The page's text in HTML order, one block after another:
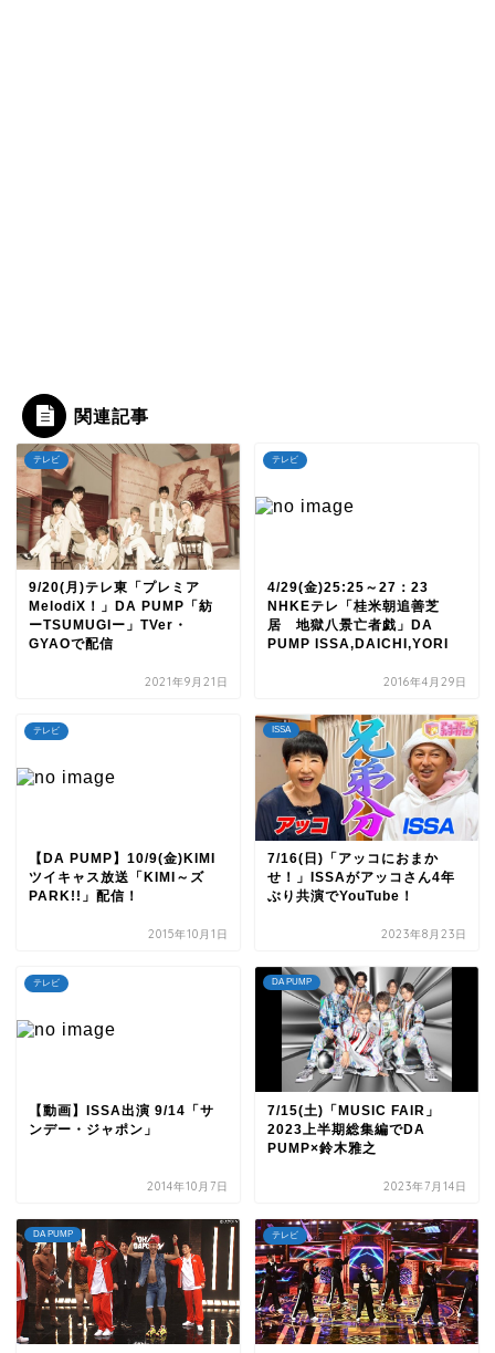
関連記事
テレビ
9/20(月)テレ東「プレミア
MelodiX！」DA PUMP「紡
ーTSUMUGIー」TVer・
GYAOで配信
2021年9月21日
テレビ
4/29(金)25:25～27：23
NHKEテレ「桂米朝追善芝
居 地獄八景亡者戯」DA
PUMP ISSA,DAICHI,YORI
2016年4月29日
テレビ
【DA PUMP】10/9(金)KIMI
ツイキャス放送「KIMI～ズ
PARK!!」配信！
2015年10月1日
ISSA
7/16(日)「アッコにおまか
せ！」ISSAがアッコさん4年
ぶり共演でYouTube！
2023年8月23日
テレビ
【動画】ISSA出演 9/14「サ
ンデー・ジャポン」
2014年10月7日
DA PUMP
7/15(土)「MUSIC FAIR」
2023上半期総集編でDA
PUMP×鈴木雅之
2023年7月14日
DA PUMP テレビ